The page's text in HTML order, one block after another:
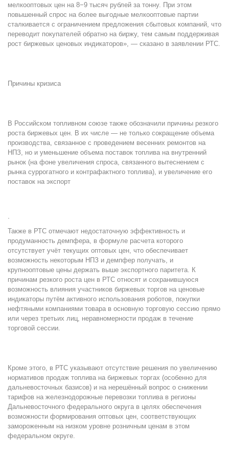
мелкооптовых цен на 8−9 тысяч рублей за тонну. При этом
повышенный спрос на более выгодные мелкооптовые партии
сталкивается с ограничением предложения сбытовых компаний, что
переводит покупателей обратно на биржу, тем самым поддерживая
рост биржевых ценовых индикаторов», — сказано в заявлении РТС.
Причины кризиса
В Российском топливном союзе также обозначили причины резкого
роста биржевых цен. В их числе — не только сокращение объема
производства, связанное с проведением весенних ремонтов на
НПЗ, но и уменьшение объема поставок топлива на внутренний
рынок (на фоне увеличения спроса, связанного вытеснением с
рынка суррогатного и контрафактного топлива), и увеличение его
поставок на экспорт
Также в РТС отмечают недостаточную эффективность и
продуманность демпфера, в формуле расчета которого
отсутствует учёт текущих оптовых цен, что обеспечивает
возможность некоторым НПЗ и демпфер получать, и
крупнооптовые цены держать выше экспортного паритета. К
причинам резкого роста цен в РТС относят и сохранившуюся
возможность влияния участников биржевых торгов на ценовые
индикаторы путём активного использования роботов, покупки
нефтяными компаниями товара в основную торговую сессию прямо
или через третьих лиц, неравномерности продаж в течение
торговой сессии.
Кроме этого, в РТС указывают отсутствие решения по увеличению
нормативов продаж топлива на биржевых торгах (особенно для
дальневосточных базисов) и на нерешённый вопрос о снижении
тарифов на железнодорожные перевозки топлива в регионы
Дальневосточного федерального округа в целях обеспечения
возможности формирования оптовых цен, соответствующих
замороженным на низком уровне розничным ценам в этом
федеральном округе.